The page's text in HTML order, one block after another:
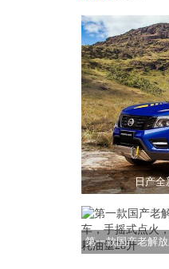
日产全
第一款国产老解放